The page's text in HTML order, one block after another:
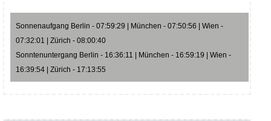
Sonnenaufgang Berlin - 07:59:29 | München - 07:50:56 | Wien -
07:32:01 | Zürich - 08:00:40
Sonntenuntergang Berlin - 16:36:11 | München - 16:59:19 | Wien -
16:39:54 | Zürich - 17:13:55